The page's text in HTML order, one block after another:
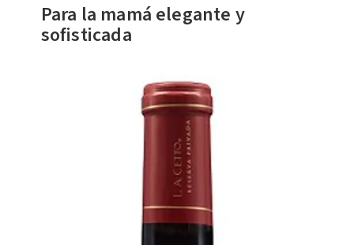
Para la mamá elegante y
sofisticada